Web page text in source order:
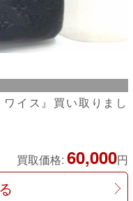
イス』買い取りまし
買取価格: 60,000円